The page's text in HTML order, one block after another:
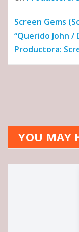
Screen Gems
“Querido John /
Productora:
YOU MAY